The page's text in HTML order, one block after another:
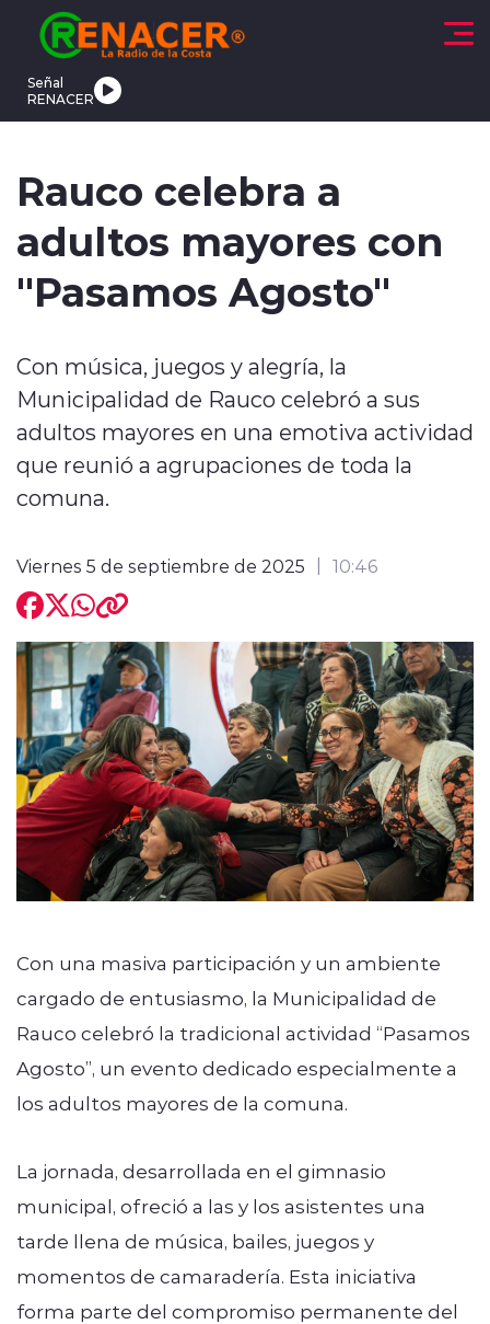
Click acá para ir directamente al contenido
Señal
RENACER
Rauco celebra a
adultos mayores con
"Pasamos Agosto"
Con música, juegos y alegría, la
Municipalidad de Rauco celebró a sus
adultos mayores en una emotiva actividad
que reunió a agrupaciones de toda la
comuna.
Viernes 5 de septiembre de 2025 10:46
Con una masiva participación y un ambiente
cargado de entusiasmo, la Municipalidad de
Rauco celebró la tradicional actividad “Pasamos
Agosto”, un evento dedicado especialmente a
los adultos mayores de la comuna.
La jornada, desarrollada en el gimnasio
municipal, ofreció a las y los asistentes una
tarde llena de música, bailes, juegos y
momentos de camaradería. Esta iniciativa
forma parte del compromiso permanente del